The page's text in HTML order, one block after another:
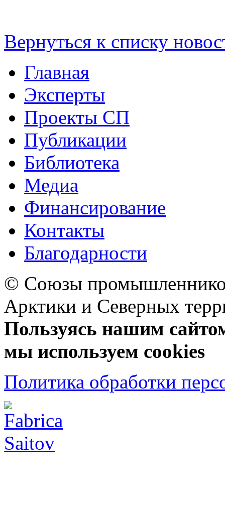
Вернуться к списку
Главная
Эксперты
Проекты СП
Публикации
Библиотека
Медиа
Финансирование
Контакты
Благодарности
© Союзы
Арктики и Северных
Пользуясь нашим
мы используем cookies
Политика обработки